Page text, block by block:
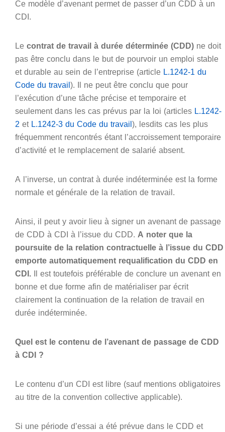
Ce modèle d’avenant permet de passer d’un CDD à un
CDI.
Le contrat de travail à durée déterminée (CDD) ne doit
pas être conclu dans le but de pourvoir un emploi stable
et durable au sein de l’entreprise (article L.1242-1 du
Code du travail). Il ne peut être conclu que pour
l’exécution d’une tâche précise et temporaire et
seulement dans les cas prévus par la loi (articles L.1242-
2 et L.1242-3 du Code du travail), lesdits cas les plus
fréquemment rencontrés étant l’accroissement temporaire
d’activité et le remplacement de salarié absent.
A l’inverse, un contrat à durée indéterminée est la forme
normale et générale de la relation de travail.
Ainsi, il peut y avoir lieu à signer un avenant de passage
de CDD à CDI à l’issue du CDD. A noter que la
poursuite de la relation contractuelle à l’issue du CDD
emporte automatiquement requalification du CDD en
CDI. Il est toutefois préférable de conclure un avenant en
bonne et due forme afin de matérialiser par écrit
clairement la continuation de la relation de travail en
durée indéterminée.
Quel est le contenu de l’avenant de passage de CDD
à CDI ?
Le contenu d’un CDI est libre (sauf mentions obligatoires
au titre de la convention collective applicable).
Si une période d’essai a été prévue dans le CDD et